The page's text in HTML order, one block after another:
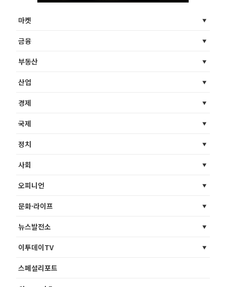
마켓
금융
부동산
산업
경제
국제
정치
사회
오피니언
문화·라이프
뉴스발전소
이투데이TV
스페셜리포트